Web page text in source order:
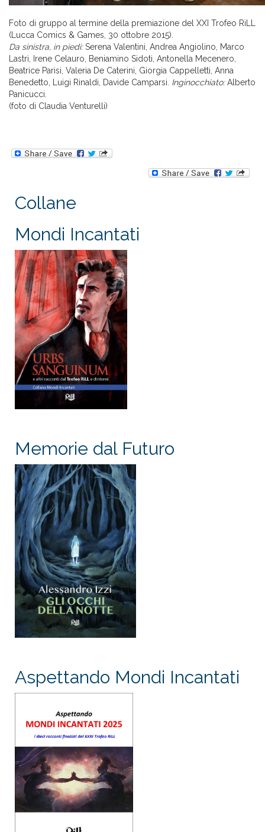
Foto di gruppo al termine della premiazione del XXI Trofeo RiLL
(Lucca Comics & Games, 30 ottobre 2015).
Da sinistra, in piedi:Serena Valentini, Andrea Angiolino, Marco
Lastri, Irene Celauro, Beniamino Sidoti, Antonella Mecenero,
Beatrice Parisi, Valeria De Caterini, Giorgia Cappelletti, Anna
Benedetto, Luigi Rinaldi, Davide Camparsi. Inginocchiato:Alberto
Panicucci.
(foto di Claudia Venturelli)
Collane
Mondi Incantati
Memorie dal Futuro
Aspettando Mondi Incantati